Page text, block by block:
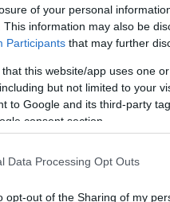
of your personal
This information may also be
Participants that may further
that this website/app uses one
but not limited to your
to Google and its third-party
consent section.
Data Processing Opt Outs
opt-out of the Sharing of my
Buemi indulhatott
di Grassi és Oliver
a Rowland
a portugálnak ki
később egy újabb
a 18-as